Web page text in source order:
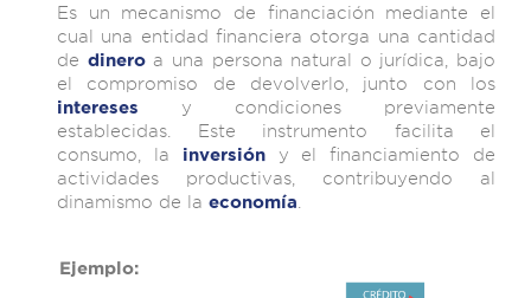
Es un mecanismo de financiación mediante el
cual una entidad financiera otorga una cantidad
de dinero a una persona natural o jurídica, bajo
el compromiso de devolverlo, junto con los
intereses
y condiciones previamente
establecidas. Este instrumento facilita el
consumo, la
inversión
y el financiamiento de
actividades productivas, contribuyendo al
dinamismo de la economía.
Ejemplo: